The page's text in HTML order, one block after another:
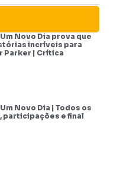
Novo Dia prova que
incríveis para
Parker | Crítica
Novo Dia | Todos os
participações e final